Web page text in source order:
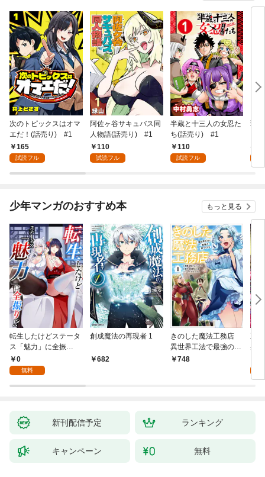
次のトピックスはオマ
エだ！(話売り) #1
165
試読フル
阿佐ヶ谷サキュバス同
人物語(話売り) #1
110
試読フル
半蔵と十三人の女忍た
ち(話売り) #1
110
試読フル
弱
少年マンガのおすすめ本 もっと見る
転生したけどステータ
ス「魅力」に全振
り！？(1)
0
無料
創成魔法の再現者 1
682
きのした魔法工務店
異世界工法で最強の家
づくりを（コミック）
748
兆
る
新刊配信予定 ランキング
キャンペーン 無料